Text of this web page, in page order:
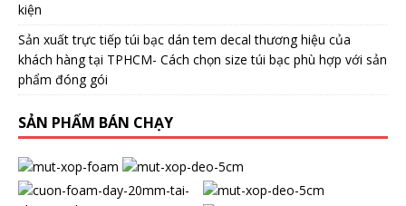
kiện
Sản xuất trực tiếp túi bạc dán tem decal thương hiệu của
khách hàng tại TPHCM- Cách chọn size túi bạc phù hợp với sản
phẩm đóng gói
SẢN PHẨM BÁN CHẠY